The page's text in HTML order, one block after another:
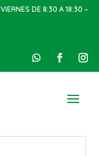
DE 8:30 A 18:30 –